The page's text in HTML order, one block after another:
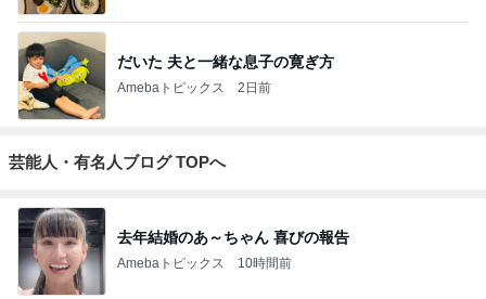
だいた 夫と一緒な息子の寛ぎ方
Amebaトピックス 2日前
芸能人・有名人ブログ TOPへ
去年結婚のあ～ちゃん 喜びの報告
Amebaトピックス 10時間前